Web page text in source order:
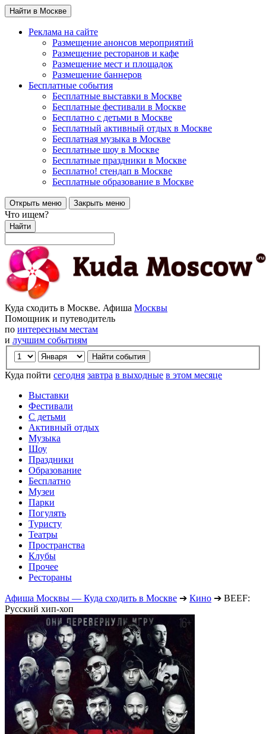
Найти в Москве
Реклама на сайте
Размещение анонсов мероприятий
Размещение ресторанов и кафе
Размещение мест и площадок
Размещение баннеров
Бесплатные события
Бесплатные выставки в Москве
Бесплатные фестивали в Москве
Бесплатно с детьми в Москве
Бесплатный активный отдых в Москве
Бесплатная музыка в Москве
Бесплатные шоу в Москве
Бесплатные праздники в Москве
Бесплатно! стендап в Москве
Бесплатные образование в Москве
Открыть меню Закрыть меню
Что ищем?
Найти
Куда сходить в Москве. Афиша Москвы
Помощник и путеводитель
по интересным местам
и лучшим событиям
Куда пойти сегодня завтра в выходные в этом месяце
Выставки
Фестивали
С детьми
Активный отдых
Музыка
Шоу
Праздники
Образование
Бесплатно
Музеи
Парки
Погулять
Туристу
Театры
Пространства
Клубы
Прочее
Рестораны
Афиша Москвы — Куда сходить в Москве ➔ Кино ➔ BEEF:
Русский хип-хоп